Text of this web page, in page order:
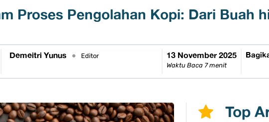
Proses Pengolahan Kopi: Dari Buah
Demeitri Yunus • Editor
13 November 2025
Waktu Baca 7 menit
Top